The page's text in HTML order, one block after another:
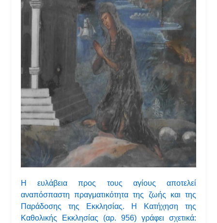
Η ευλάβεια προς τους αγίους αποτελεί
αναπόσπαστη πραγματικότητα της ζωής και της
Παράδοσης της Εκκλησίας. Η Κατήχηση της
Καθολικής Εκκλησίας (αρ. 956) γράφει σχετικά: